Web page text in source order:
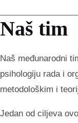
Naš tim
Naš međunarodni
psihologiju rada i
metodološkim i
Jedan od ciljeva